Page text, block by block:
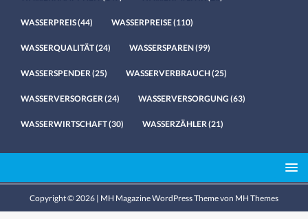
WASSERPREIS(44) WASSERPREISE(110)
WASSERQUALITÄT(24) WASSERSPAREN(99)
WASSERSPENDER (25) WASSERVERBRAUCH(25)
WASSERVERSORGER (24) WASSERVERSORGUNG (63)
WASSERWIRTSCHAFT(30) WASSERZÄHLER (21)
Copyright © 2026 | MH Magazine WordPress Theme von MH Themes